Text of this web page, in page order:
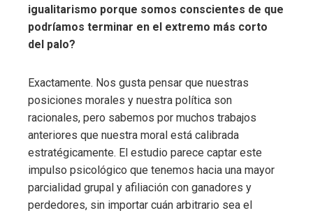
igualitarismo porque somos conscientes de que
podríamos terminar en el extremo más corto
del palo?
Exactamente. Nos gusta pensar que nuestras
posiciones morales y nuestra política son
racionales, pero sabemos por muchos trabajos
anteriores que nuestra moral está calibrada
estratégicamente. El estudio parece captar este
impulso psicológico que tenemos hacia una mayor
parcialidad grupal y afiliación con ganadores y
perdedores, sin importar cuán arbitrario sea el